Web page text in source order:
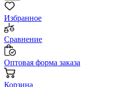
Избранное
Сравнение
Оптовая форма заказа
Корзина